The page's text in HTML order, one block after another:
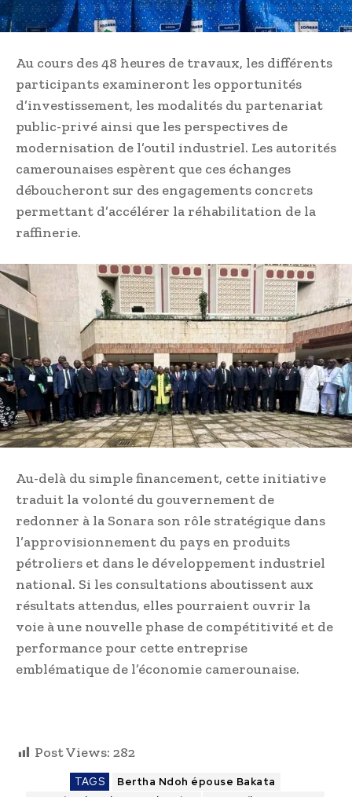
Au cours des 48 heures de travaux, les différents
participants examineront les opportunités
d’investissement, les modalités du partenariat
public-privé ainsi que les perspectives de
modernisation de l’outil industriel. Les autorités
camerounaises espèrent que ces échanges
déboucheront sur des engagements concrets
permettant d’accélérer la réhabilitation de la
raffinerie.
Au-delà du simple financement, cette initiative
traduit la volonté du gouvernement de
redonner à la Sonara son rôle stratégique dans
l’approvisionnement du pays en produits
pétroliers et dans le développement industriel
national. Si les consultations aboutissent aux
résultats attendus, elles pourraient ouvrir la
voie à une nouvelle phase de compétitivité et de
performance pour cette entreprise
emblématique de l’économie camerounaise.
Post Views: 282
TAGS
Bertha Ndoh épouse Bakata